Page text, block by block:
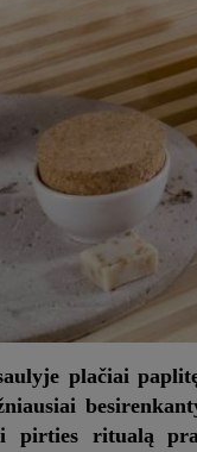
plačiai
pirties ritualą